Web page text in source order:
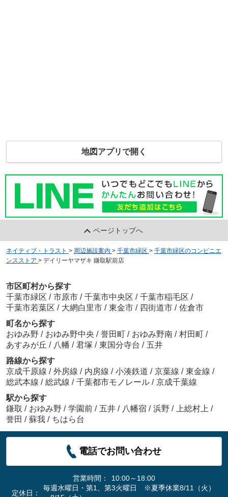
地図アプリで開く
ページトップへ
ネイティブ・トラスト > 周辺施設案内 > 千葉市緑区 > 千葉市緑区のコンビニエ
ンスストア > デイリーヤマザキ 鎌取駅前店
市区町村から探す
千葉市緑区 / 市原市 / 千葉市中央区 / 千葉市稲毛区 /
千葉市若葉区 / 大網白里市 / 東金市 / 四街道市 / 佐倉市
町名から探す
おゆみ野 / おゆみ野中央 / 誉田町 / おゆみ野南 / 村田町 /
あすみが丘 / 八幡 / 君塚 / 東国分寺台 / 五井
路線から探す
京成千原線 / 外房線 / 内房線 / 小湊鉄道 / 京葉線 / 東金線 /
総武本線 / 総武線 / 千葉都市モノレール / 京成千葉線
駅から探す
鎌取 / おゆみ野 / 学園前 / 五井 / 八幡宿 / 浜野 / 上総村上 /
誉田 / 蘇我 / ちはら台
電話でお問い合わせ
営業時間：
10:00～18:00
定休日：
毎週水曜日・第1、第3火曜日 ※夏季休業8/11（火）